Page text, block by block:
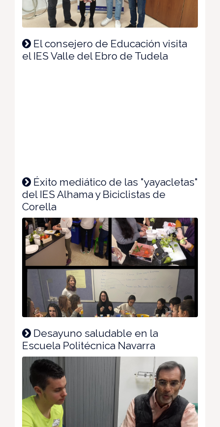
El consejero de Educación visita
el IES Valle del Ebro de Tudela
Éxito mediático de las "yayacletas"
del IES Alhama y Biciclistas de
Corella
Desayuno saludable en la
Escuela Politécnica Navarra